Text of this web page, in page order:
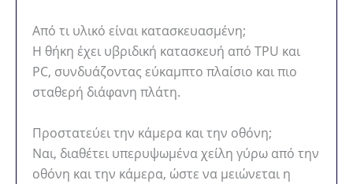
Από τι υλικό είναι κατασκευασμένη;
Η θήκη έχει υβριδική κατασκευή από TPU και
PC, συνδυάζοντας εύκαμπτο πλαίσιο και πιο
σταθερή διάφανη πλάτη.
Προστατεύει την κάμερα και την οθόνη;
Ναι, διαθέτει υπερυψωμένα χείλη γύρω από την
οθόνη και την κάμερα, ώστε να μειώνεται η